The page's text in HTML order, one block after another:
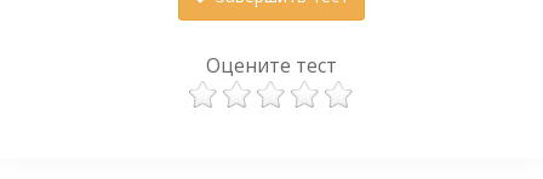
Оцените тест